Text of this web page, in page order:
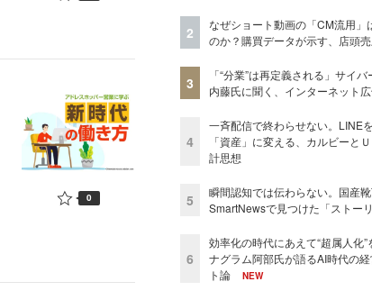
0
2
なぜショート動画の「CM流用」
のか？購買データが示す、店頭
3
「“分業”は再定義される」サイ
内藤氏に聞く、インターネット
4
一斉配信で終わらせない。LINE
「資産」に変える、カルビーと
計思想
5
瞬間認知では伝わらない。国産
SmartNewsで見つけた「ストー
6
効率化の時代にあえて“超属人化
ナグラム阿部氏が語るAI時代の
ト論
NEW